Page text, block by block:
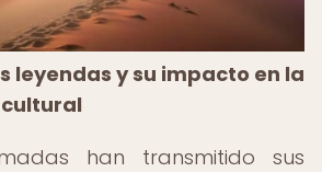
leyendas y su impacto en la
han transmitido sus